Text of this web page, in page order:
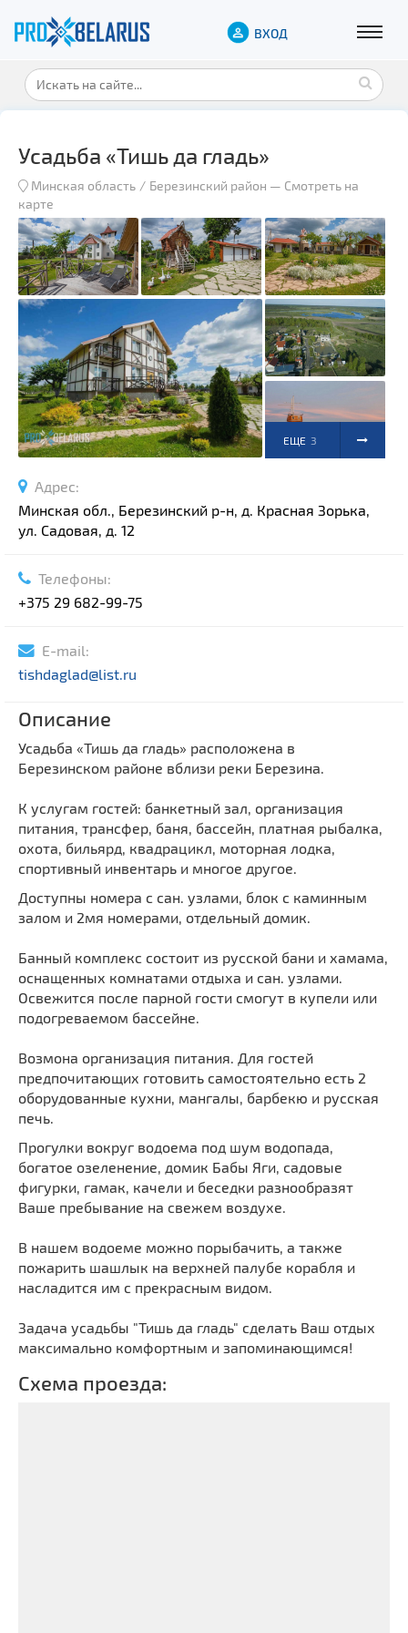
ВХОД
Усадьба «Тишь да гладь»
Минская область Березинский район — Смотреть на
карте
ЕЩЕ 3
Адрес:
Минская обл., Березинский р-н, д. Красная Зорька,
ул. Садовая, д. 12
Телефоны:
+375 29 682-99-75
E-mail:
tishdaglad@list.ru
Описание
Усадьба «Тишь да гладь» расположена в
Березинском районе вблизи реки Березина.
К услугам гостей: банкетный зал, организация
питания, трансфер, баня, бассейн, платная рыбалка,
охота, бильярд, квадрацикл, моторная лодка,
спортивный инвентарь и многое другое.
Доступны номера с сан. узлами, блок с каминным
залом и 2мя номерами, отдельный домик.
Банный комплекс состоит из русской бани и хамама,
оснащенных комнатами отдыха и сан. узлами.
Освежится после парной гости смогут в купели или
подогреваемом бассейне.
Возмона организация питания. Для гостей
предпочитающих готовить самостоятельно есть 2
оборудованные кухни, мангалы, барбекю и русская
печь.
Прогулки вокруг водоема под шум водопада,
богатое озеленение, домик Бабы Яги, садовые
фигурки, гамак, качели и беседки разнообразят
Ваше пребывание на свежем воздухе.
В нашем водоеме можно порыбачить, а также
пожарить шашлык на верхней палубе корабля и
насладится им с прекрасным видом.
Задача усадьбы "Тишь да гладь" сделать Ваш отдых
максимально комфортным и запоминающимся!
Схема проезда: